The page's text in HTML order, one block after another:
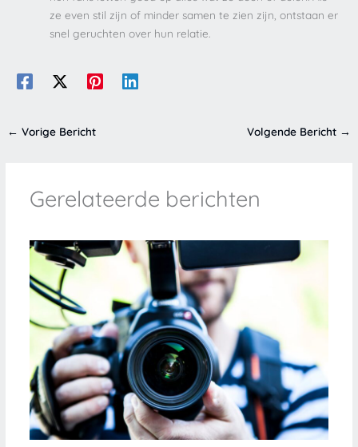
ze even stil zijn of minder samen te zien zijn, ontstaan er
snel geruchten over hun relatie.
← Vorige Bericht Volgende Bericht →
Gerelateerde berichten